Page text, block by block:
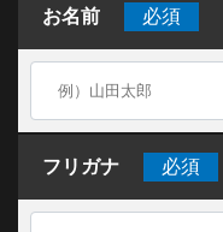
お名前 必須
フリガナ 必須